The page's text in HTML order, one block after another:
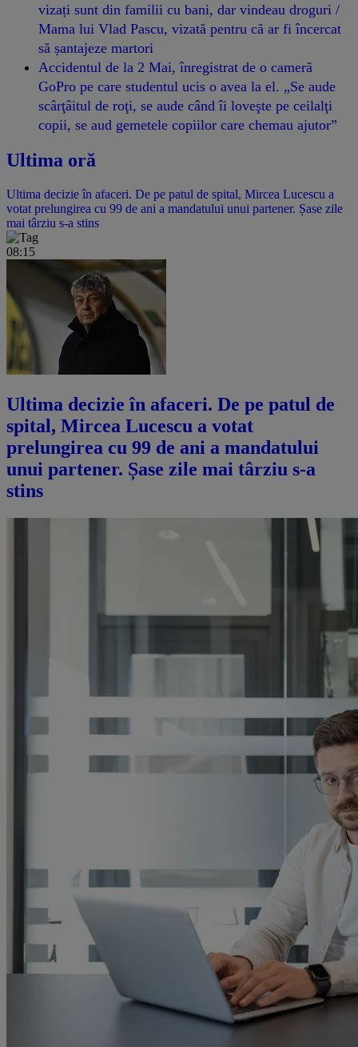
vizați sunt din familii cu bani, dar vindeau droguri /
Mama lui Vlad Pascu, vizată pentru că ar fi încercat
să șantajeze martori
Accidentul de la 2 Mai, înregistrat de o cameră
GoPro pe care studentul ucis o avea la el. „Se aude
scârţâitul de roţi, se aude când îi loveşte pe ceilalţi
copii, se aud gemetele copiilor care chemau ajutor”
Ultima oră
Ultima decizie în afaceri. De pe patul de spital, Mircea Lucescu a
votat prelungirea cu 99 de ani a mandatului unui partener. Șase zile
mai târziu s-a stins
08:15
Ultima decizie în afaceri. De pe patul de
spital, Mircea Lucescu a votat
prelungirea cu 99 de ani a mandatului
unui partener. Șase zile mai târziu s-a
stins